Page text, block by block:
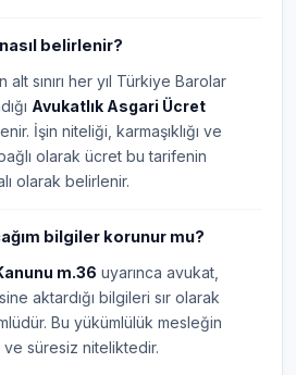
belirlenir?
alt sınırı her yıl Türkiye Barolar
Avukatlık Asgari Ücret
İşin niteliği, karmaşıklığı ve
olarak ücret bu tarifenin
olarak belirlenir.
bilgiler korunur mu?
m.36 uyarınca avukat,
aktardığı bilgileri sır olarak
Bu yükümlülük mesleğin
süresiz niteliktedir.